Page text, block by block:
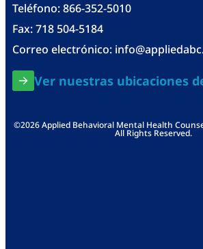
Teléfono:866-352-5010
Fax: 718 504-5184
Correo electrónico:
Ver nuestras ubicaciones
©2026 Applied Behavioral Mental Health
All Rights Reserved.